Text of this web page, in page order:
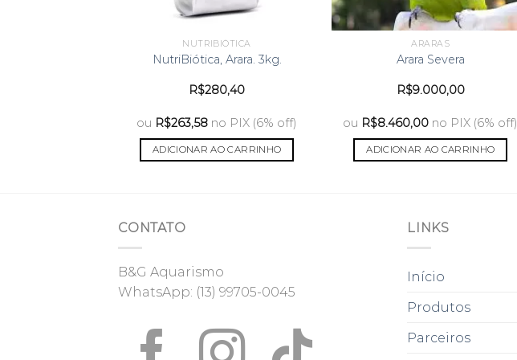
NUTRIBIÓTICA
NutriBiótica, Arara. 3kg.
R$280,40
ou R$263,58 no PIX (6% off)
ADICIONAR AO CARRINHO
ARARAS
Arara Severa
R$9.000,00
ou R$8.460,00 no PIX (6% off)
ADICIONAR AO CARRINHO
CONTATO
B&G Aquarismo
WhatsApp: (13) 99705-0045
LINKS
Início
Produtos
Parceiros